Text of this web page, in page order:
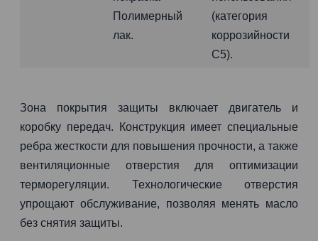
Полимерный
лак.
(категория
коррозийности
C5).
Зона покрытия защиты включает двигатель и
коробку передач. Конструкция имеет специальные
ребра жесткости для повышения прочности, а также
вентиляционные отверстия для оптимизации
терморегуляции. Технологические отверстия
упрощают обслуживание, позволяя менять масло
без снятия защиты.